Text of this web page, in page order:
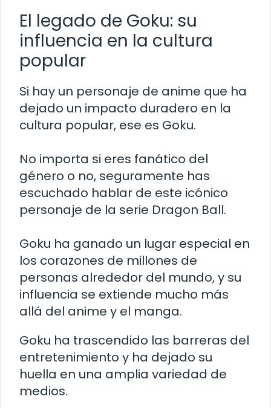
El legado de Goku: su
influencia en la cultura
popular
Si hay un personaje de anime que ha
dejado un impacto duradero en la
cultura popular, ese es Goku.
No importa si eres fanático del
género o no, seguramente has
escuchado hablar de este icónico
personaje de la serie Dragon Ball.
Goku ha ganado un lugar especial en
los corazones de millones de
personas alrededor del mundo, y su
influencia se extiende mucho más
allá del anime y el manga.
Goku ha trascendido las barreras del
entretenimiento y ha dejado su
huella en una amplia variedad de
medios.